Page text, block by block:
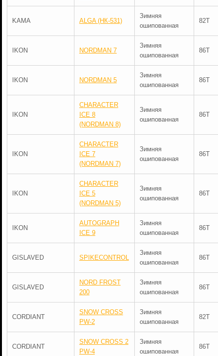
KAMA ALGA (НК-531)
Зимняя
ошипованная
82T
IKON NORDMAN 7
Зимняя
ошипованная
86T
IKON NORDMAN 5
Зимняя
ошипованная
86T
IKON
CHARACTER
ICE 8
(NORDMAN 8)
Зимняя
ошипованная
86T
IKON
CHARACTER
ICE 7
(NORDMAN 7)
Зимняя
ошипованная
86T
IKON
CHARACTER
ICE 5
(NORDMAN 5)
Зимняя
ошипованная
86T
IKON
AUTOGRAPH
ICE 9
Зимняя
ошипованная
86T
GISLAVED SPIKECONTROL
Зимняя
ошипованная
86T
GISLAVED
NORD FROST
200
Зимняя
ошипованная
86T
CORDIANT
SNOW CROSS
PW-2
Зимняя
ошипованная
82T
CORDIANT
SNOW CROSS 2
PW-4
Зимняя
ошипованная
86T